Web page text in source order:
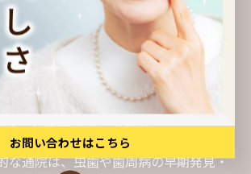
が続く理由を徹底解説
いが健康維持に効果的
な通院は、虫歯や歯周病の早期発見・
お問い合わせはこちら